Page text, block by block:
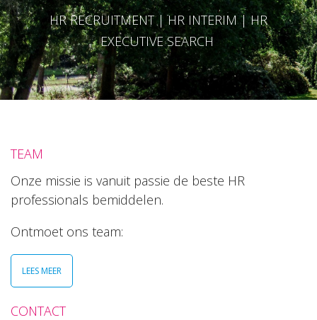
HR RECRUITMENT | HR INTERIM | HR
EXECUTIVE SEARCH
TEAM
Onze missie is vanuit passie de beste HR
professionals bemiddelen.
Ontmoet ons team:
LEES MEER
CONTACT